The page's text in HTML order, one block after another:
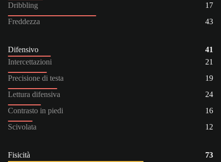
Dribbling
17
Freddezza
43
Difensivo
41
Intercettazioni
21
Precisione di testa
19
Lettura difensiva
24
Contrasto in piedi
16
Scivolata
12
Fisicità
73